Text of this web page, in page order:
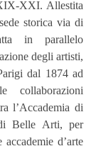
XXI. Allestita
storica via di
in parallelo
degli artisti,
dal 1874 ad
collaborazioni
l’Accademia di
Belle Arti, per
d’arte